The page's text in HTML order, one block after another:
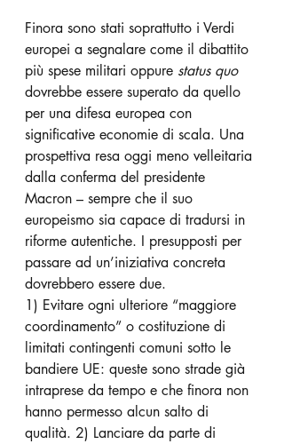
Finora sono stati soprattutto i Verdi
europei a segnalare come il dibattito
più spese militari oppure status quo
dovrebbe essere superato da quello
per una difesa europea con
significative economie di scala. Una
prospettiva resa oggi meno velleitaria
dalla conferma del presidente
Macron – sempre che il suo
europeismo sia capace di tradursi in
riforme autentiche. I presupposti per
passare ad un’iniziativa concreta
dovrebbero essere due.
1) Evitare ogni ulteriore “maggiore
coordinamento” o costituzione di
limitati contingenti comuni sotto le
bandiere UE: queste sono strade già
intraprese da tempo e che finora non
hanno permesso alcun salto di
qualità. 2) Lanciare da parte di